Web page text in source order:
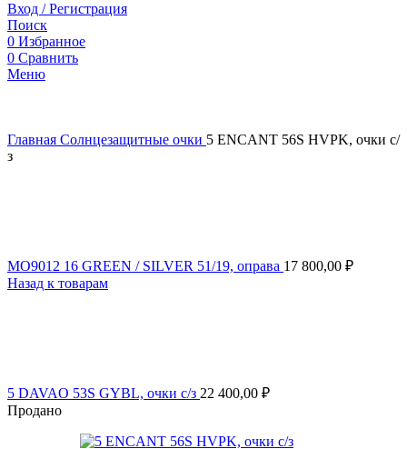
Вход / Регистрация
Поиск
0 Избранное
0 Сравнить
Меню
Главная Солнцезащитные очки 5 ENCANT 56S HVPK, очки с/
з
MO9012 16 GREEN / SILVER 51/19, оправа 17 800,00 ₽
Назад к товарам
5 DAVAO 53S GYBL, очки с/з 22 400,00 ₽
Продано